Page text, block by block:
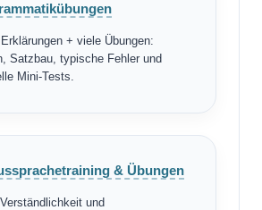
+ viele Übungen:
Satzbau, typische Fehler und
Mini-Tests.
& Übungen
und